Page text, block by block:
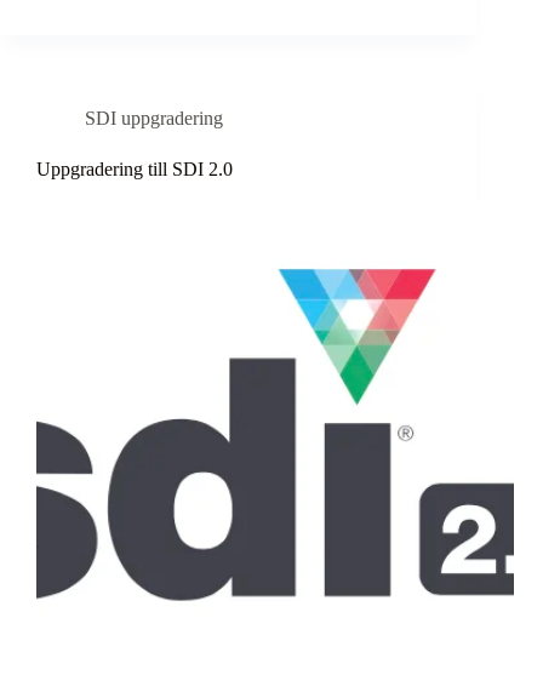
SDI uppgradering
Uppgradering till SDI 2.0